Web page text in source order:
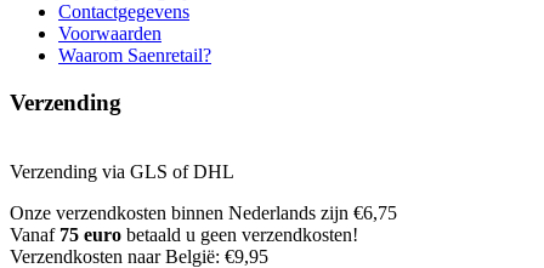
Contactgegevens
Voorwaarden
Waarom Saenretail?
Verzending
Verzending via GLS of DHL
Onze verzendkosten binnen Nederlands zijn €6,75
Vanaf 75 euro betaald u geen verzendkosten!
Verzendkosten naar België: €9,95